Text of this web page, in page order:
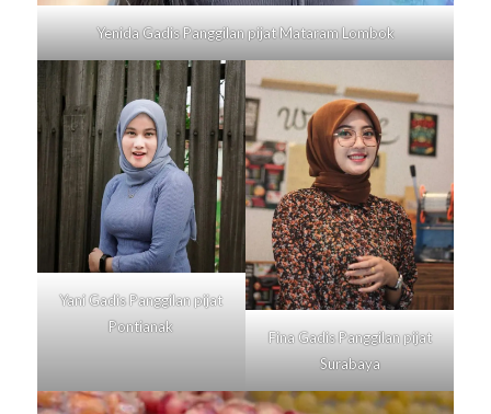
Yenida Gadis Panggilan pijatMataram Lombok
Yani Gadis Panggilan pijat
Pontianak
Fina Gadis Panggilan pijat
Surabaya